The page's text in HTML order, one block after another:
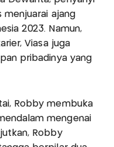
menjuarai ajang
2023. Namun,
Viasa juga
pribadinya yang
Robby membuka
mengenai
Robby